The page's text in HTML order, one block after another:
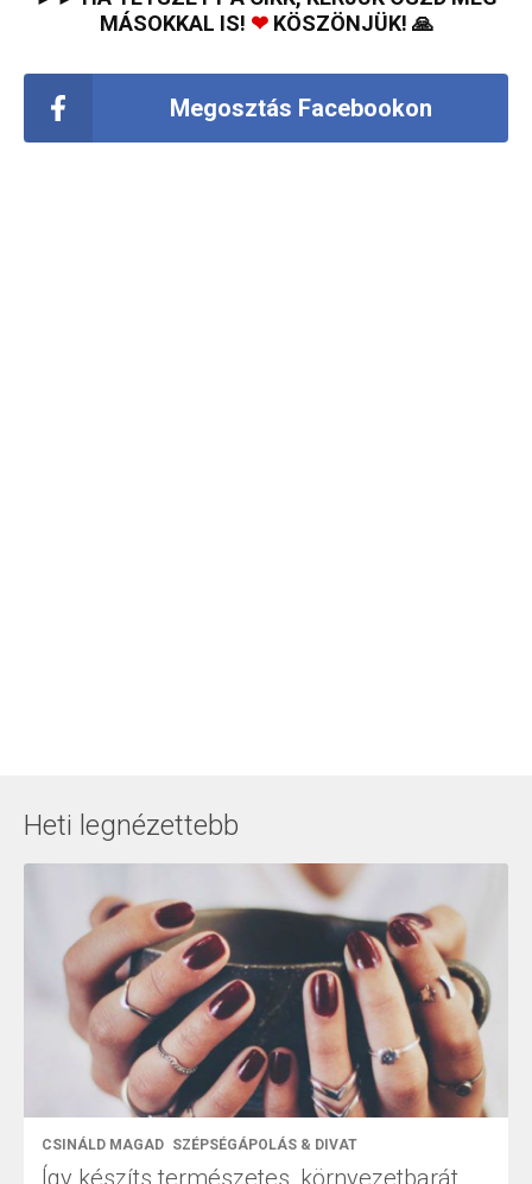
MÁSOKKAL IS! ❤KÖSZÖNJÜK! 🙏
Megosztás Facebookon
Heti legnézettebb
CSINÁLD MAGAD SZÉPSÉGÁPOLÁS & DIVAT